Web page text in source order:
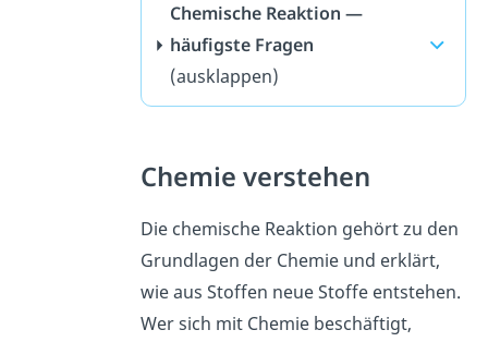
Chemische Reaktion —
häufigste Fragen
(ausklappen)
Chemie verstehen
Die chemische Reaktion gehört zu den
Grundlagen der Chemie und erklärt,
wie aus Stoffen neue Stoffe entstehen.
Wer sich mit Chemie beschäftigt,